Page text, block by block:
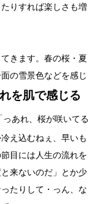
りすれば楽しさも増
きます。春の桜・夏
の雪景色などを感じ
を肌で感じる
っあれ、桜が咲いてる
え込むねぇ、早いも
目には人生の流れを
来ないのだ」とか少
たりして・っん、な